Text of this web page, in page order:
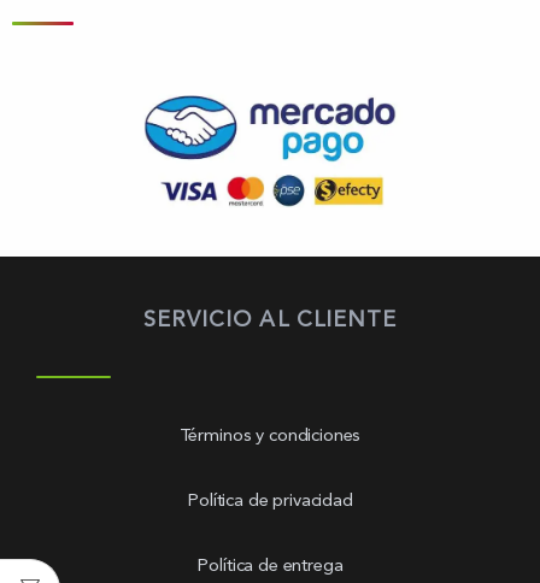
SERVICIO AL CLIENTE
Términos y condiciones
Política de privacidad
Política de entrega